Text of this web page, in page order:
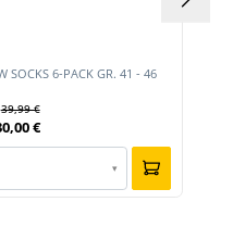
SOCKS 6-PACK GR. 41 - 46
39,99 €
€
▾